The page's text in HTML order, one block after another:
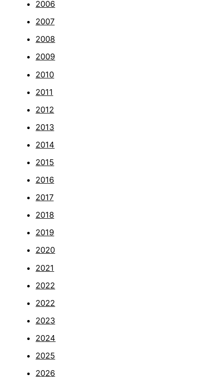
2006
2007
2008
2009
2010
2011
2012
2013
2014
2015
2016
2017
2018
2019
2020
2021
2022
2022
2023
2024
2025
2026